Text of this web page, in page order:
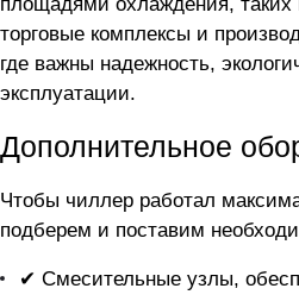
торговые комплексы и
где важны надежность,
эксплуатации.
Дополнительное
Чтобы чиллер работал
подберем и поставим
✔ Смесительные узлы,